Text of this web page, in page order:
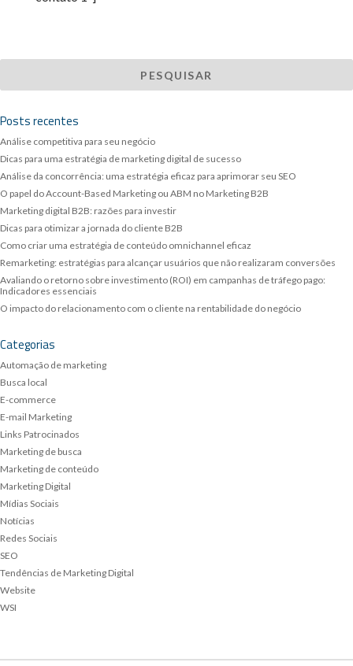
Posts recentes
Análise competitiva para seu negócio
Dicas para uma estratégia de marketing digital de sucesso
Análise da concorrência: uma estratégia eficaz para aprimorar seu SEO
O papel do Account-Based Marketing ou ABM no Marketing B2B
Marketing digital B2B: razões para investir
Dicas para otimizar a jornada do cliente B2B
Como criar uma estratégia de conteúdo omnichannel eficaz
Remarketing: estratégias para alcançar usuários que não realizaram conversões
Avaliando o retorno sobre investimento (ROI) em campanhas de tráfego pago:
Indicadores essenciais
O impacto do relacionamento com o cliente na rentabilidade do negócio
Categorias
Automação de marketing
Busca local
E-commerce
E-mail Marketing
Links Patrocinados
Marketing de busca
Marketing de conteúdo
Marketing Digital
Mídias Sociais
Notícias
Redes Sociais
SEO
Tendências de Marketing Digital
Website
WSI